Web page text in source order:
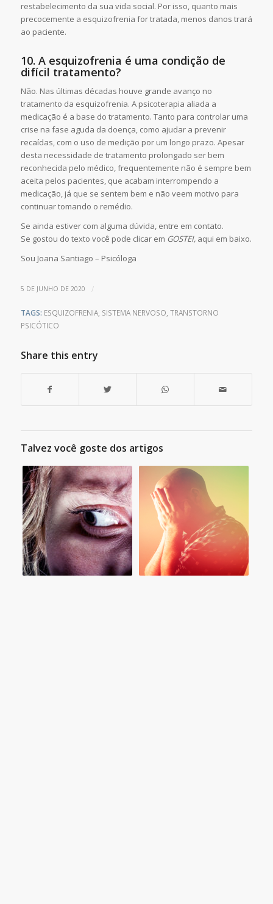
restabelecimento da sua vida social. Por isso, quanto mais
precocemente a esquizofrenia for tratada, menos danos trará
ao paciente.
10. A esquizofrenia é uma condição de
difícil tratamento?
Não. Nas últimas décadas houve grande avanço no
tratamento da esquizofrenia. A psicoterapia aliada a
medicação é a base do tratamento. Tanto para controlar uma
crise na fase aguda da doença, como ajudar a prevenir
recaídas, com o uso de medição por um longo prazo. Apesar
desta necessidade de tratamento prolongado ser bem
reconhecida pelo médico, frequentemente não é sempre bem
aceita pelos pacientes, que acabam interrompendo a
medicação, já que se sentem bem e não veem motivo para
continuar tomando o remédio.
Se ainda estiver com alguma dúvida, entre em contato.
Se gostou do texto você pode clicar em GOSTEI, aqui em baixo.
Sou Joana Santiago – Psicóloga
5 DE JUNHO DE 2020 /
TAGS: ESQUIZOFRENIA, SISTEMA NERVOSO, TRANSTORNO
PSICÓTICO
Share this entry
Talvez você goste dos artigos